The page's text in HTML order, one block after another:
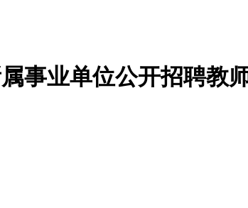
事业单位公开招聘教